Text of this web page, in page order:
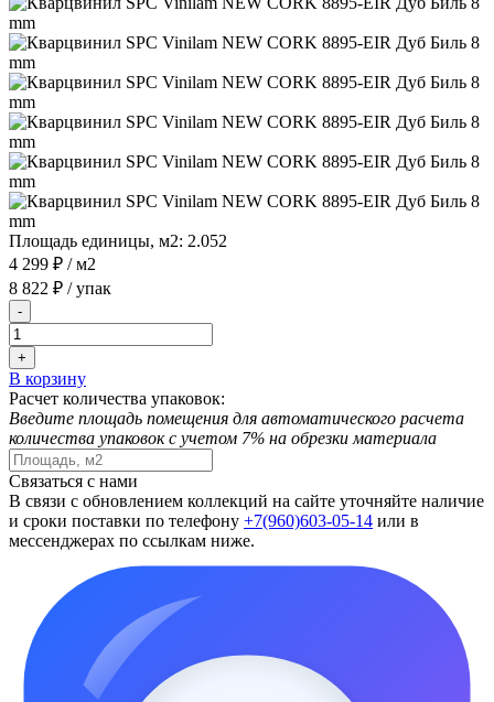
Площадь единицы, м2: 2.052
4 299 ₽ / м2
8 822 ₽ / упак
-
+
В корзину
Расчет количества упаковок:
Введите площадь помещения для автоматического расчета
количества упаковок с учетом 7% на обрезки материала
Связаться с нами
В связи с обновлением коллекций на сайте уточняйте наличие
и сроки поставки по телефону +7(960)603-05-14 или в
мессенджерах по ссылкам ниже.